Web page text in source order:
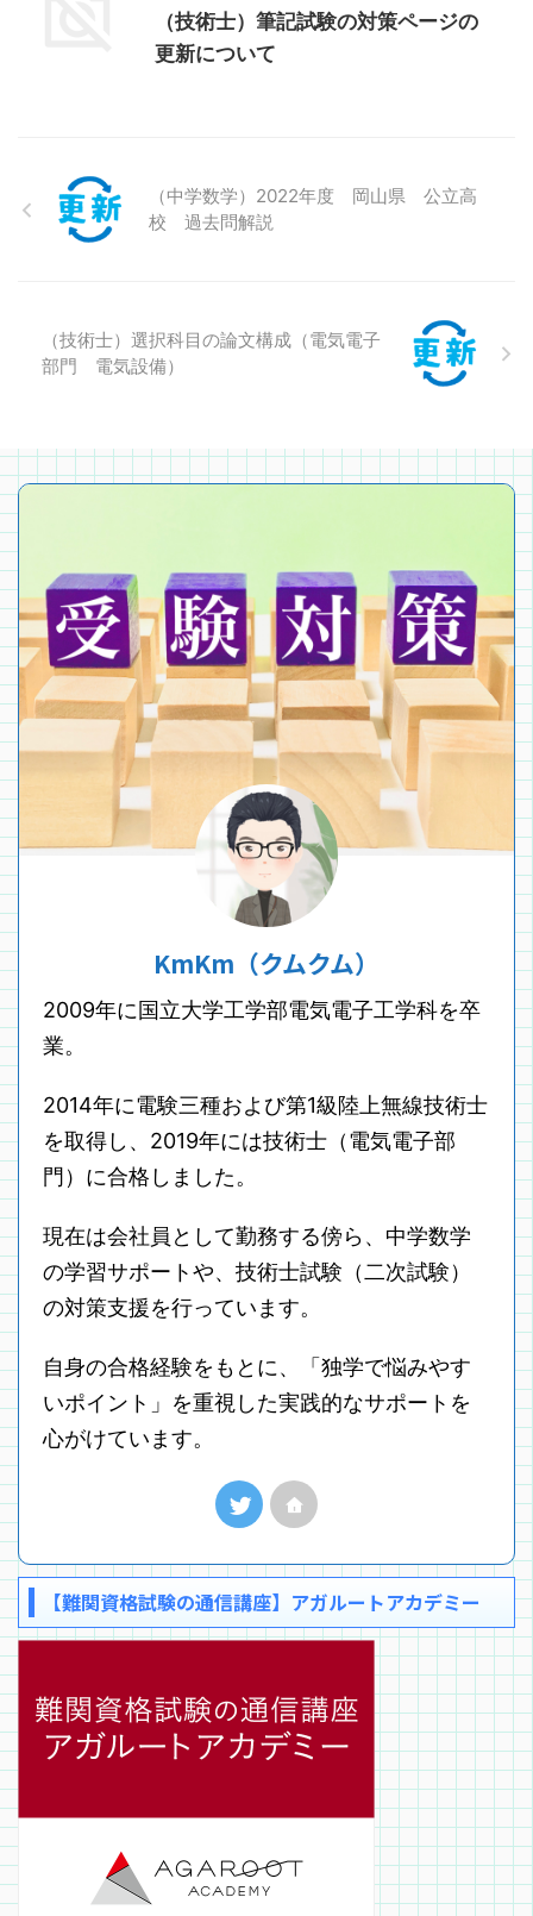
（技術士）筆記試験の対策ページの
更新について
（中学数学）2022年度 岡山県 公立高
校 過去問解説
（技術士）選択科目の論文構成（電気電子
部門 電気設備）
KmKm（クムクム）
2009年に国立大学工学部電気電子工学科を卒
業。
2014年に電験三種および第1級陸上無線技術士
を取得し、2019年には技術士（電気電子部
門）に合格しました。
現在は会社員として勤務する傍ら、中学数学
の学習サポートや、技術士試験（二次試験）
の対策支援を行っています。
自身の合格経験をもとに、「独学で悩みやす
いポイント」を重視した実践的なサポートを
心がけています。
【難関資格試験の通信講座】アガルートアカデミー